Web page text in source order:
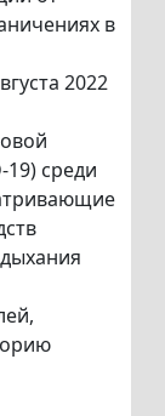
в
2022
среди